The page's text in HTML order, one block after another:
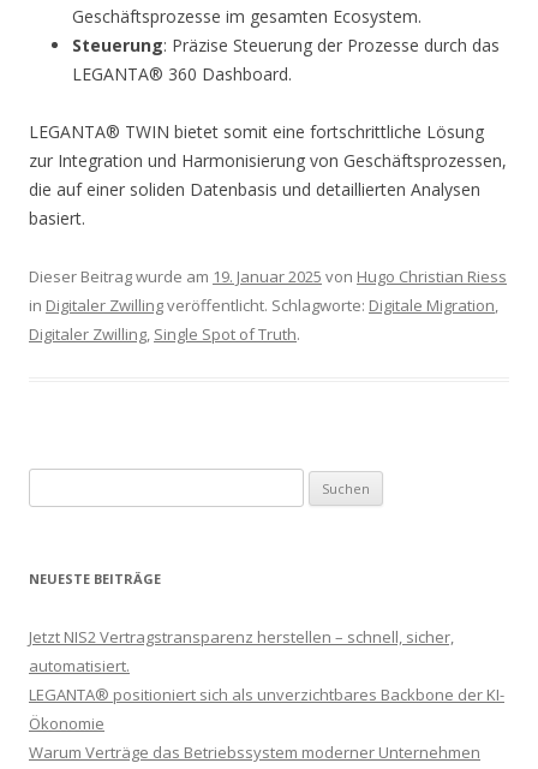
Geschäftsprozesse im gesamten Ecosystem.
Steuerung: Präzise Steuerung der Prozesse durch das
LEGANTA® 360 Dashboard.
LEGANTA® TWIN bietet somit eine fortschrittliche Lösung
zur Integration und Harmonisierung von Geschäftsprozessen,
die auf einer soliden Datenbasis und detaillierten Analysen
basiert.
Dieser Beitrag wurde am 19. Januar 2025 von Hugo Christian Riess
in Digitaler Zwillingveröffentlicht. Schlagworte: Digitale Migration,
Digitaler Zwilling, Single Spot of Truth.
NEUESTE BEITRÄGE
Jetzt NIS2 Vertragstransparenz herstellen – schnell, sicher,
automatisiert.
LEGANTA® positioniert sich als unverzichtbares Backbone der KI-
Ökonomie
Warum Verträge das Betriebssystem moderner Unternehmen